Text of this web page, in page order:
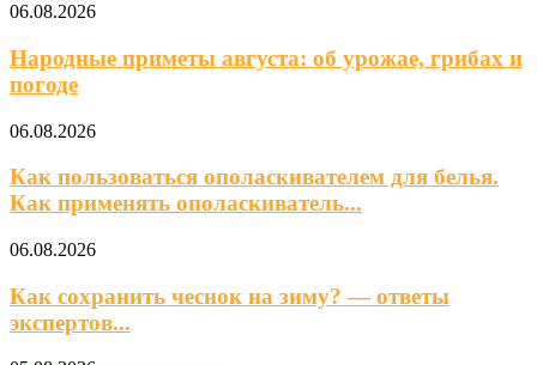
06.08.2026
Народные приметы августа: об урожае, грибах и
погоде
06.08.2026
Как пользоваться ополаскивателем для белья.
Как применять ополаскиватель...
06.08.2026
Как сохранить чеснок на зиму? — ответы
экспертов...